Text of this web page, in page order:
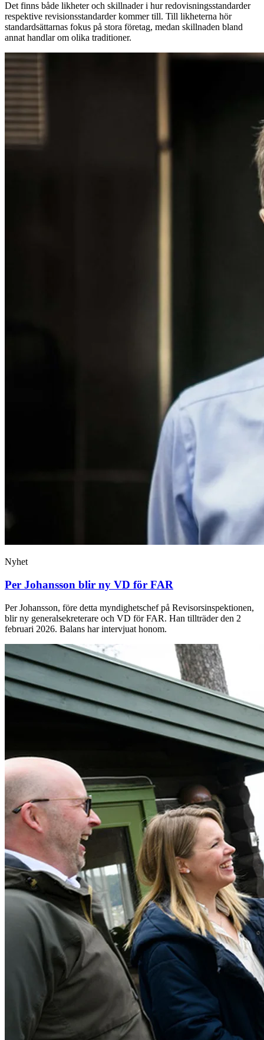
Det finns både likheter och skillnader i hur redovisningsstandarder
respektive revisionsstandarder kommer till. Till likheterna hör
standardsättarnas fokus på stora företag, medan skillnaden bland
annat handlar om olika traditioner.
Nyhet
Per Johansson blir ny VD för FAR
Per Johansson, före detta myndighetschef på Revisorsinspektionen,
blir ny generalsekreterare och VD för FAR. Han tillträder den 2
februari 2026. Balans har intervjuat honom.